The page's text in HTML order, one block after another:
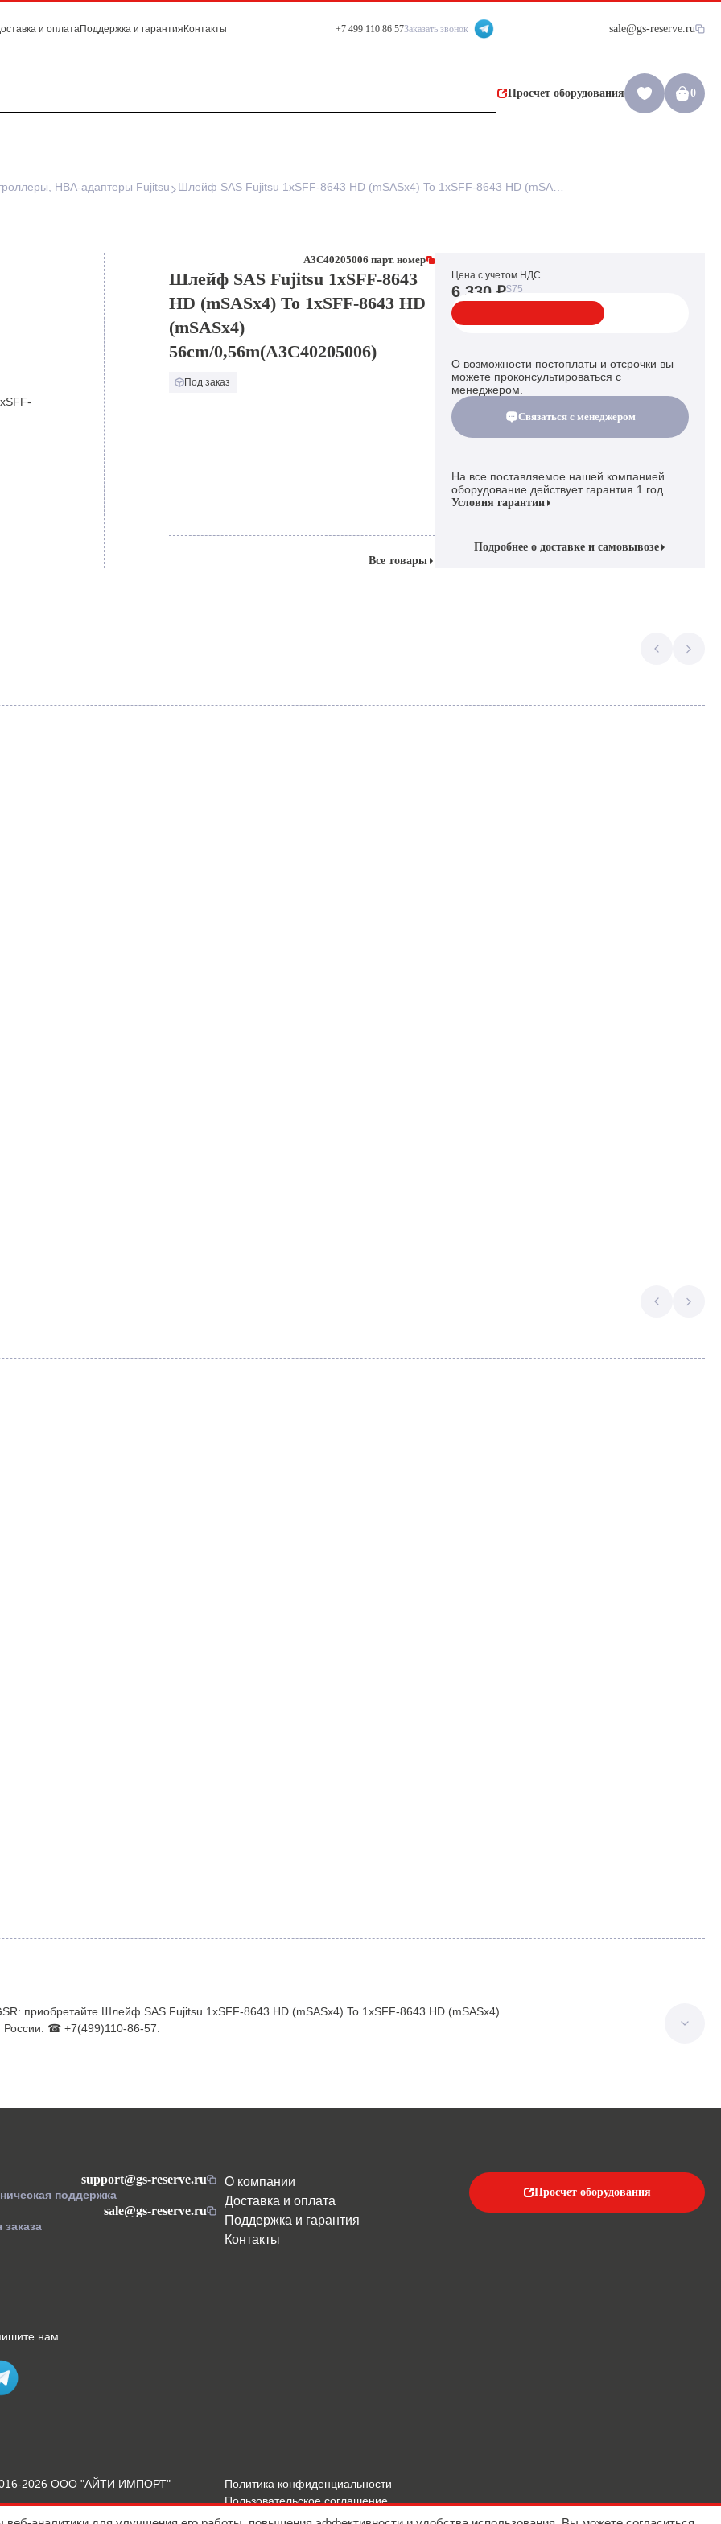
и оплатаПоддержка и гарантия Контакты +7 499 110 86 57Заказать звонок sale@gs-reserve.ru
Просчет оборудования 0
HBA-адаптеры Fujitsu
A3C40205006 парт. номер
Шлейф SAS Fujitsu 1xSFF-8643
HD (mSASx4) To 1xSFF-8643 HD
(mSASx4)
56cm/0,56m(A3C40205006)
Под заказ
Все товары
Цена с учетом НДС
6 330 ₽$75
О возможности постоплаты и отсрочки вы
можете проконсультироваться с
менеджером.
Связаться с менеджером
На все поставляемое нашей компанией
оборудование действует гарантия 1 год
Условия гарантии
Подробнее о доставке и самовывозе
приобретайте Шлейф SAS Fujitsu 1xSFF-8643 HD (mSASx4) To 1xSFF-8643 HD (mSASx4)
России. ☎ +7(499)110-86-57.
support@gs-reserve.ru
поддержка
sale@gs-reserve.ru
заказа
О компании
Доставка и оплата
Поддержка и гарантия
Контакты
Просчет оборудования
нам
2026 ООО "АЙТИ ИМПОРТ"
Политика конфиденциальности
Пользовательское соглашение
Подробнее о Cookies